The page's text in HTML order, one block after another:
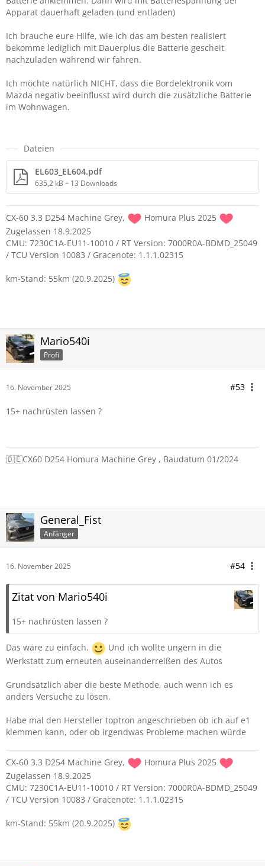
Apparat dauerhaft geladen (und entladen)
Ich brauche eure Hilfe, wie ich das am besten realisiert
bekomme lediglich mit Dauerplus die Batterie gescheit
nachzuladen während wir fahren.
Ich möchte natürlich NICHT, dass die Bordelektronik vom
Mazda negativ beeinflusst wird durch die zusätzliche Batterie
im Wohnwagen.
Dateien
EL603_EL604.pdf
635,2 kB – 13 Downloads
CX-60 3.3 D254 Machine Grey,
Homura Plus 2025
Zugelassen 18.9.2025
CMU: 7230C1A-EU11-10010 / RT Version: 7000R0A-BDMD_25049
/ TCU Version 10083 / Gracenote: 1.1.1.02315
km-Stand: 55km (20.9.2025)
Mario540i
Profi
16. November 2025 #53
15+ nachrüsten lassen ?
🇩🇪CX60 D254 Homura Machine Grey , Baudatum 01/2024
General_Fist
Anfänger
16. November 2025 #54
Zitat von Mario540i
15+ nachrüsten lassen ?
Das wäre zu einfach.
Und ich wollte ungern in die
Werkstatt zum erneuten auseinanderreißen des Autos
Grundsätzlich aber die beste Methode, auch wenn ich es
anders Versuche zu lösen.
Habe mal den Hersteller toptron angeschrieben ob ich auf e1
klemmen kann, oder ob irgendwas Probleme machen würde
CX-60 3.3 D254 Machine Grey,
Homura Plus 2025
Zugelassen 18.9.2025
CMU: 7230C1A-EU11-10010 / RT Version: 7000R0A-BDMD_25049
/ TCU Version 10083 / Gracenote: 1.1.1.02315
km-Stand: 55km (20.9.2025)